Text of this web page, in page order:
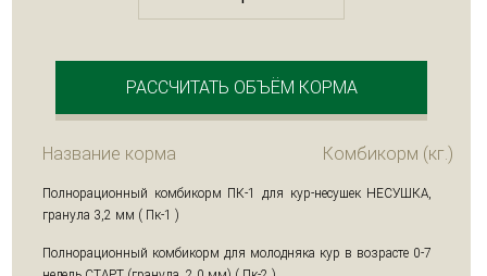
РАССЧИТАТЬ ОБЪЁМ КОРМА
Название корма Комбикорм (кг.)
Полнорационный комбикорм ПК-1 для кур-несушек НЕСУШКА,
гранула 3,2 мм ( Пк-1 )
Полнорационный комбикорм для молодняка кур в возрасте 0-7